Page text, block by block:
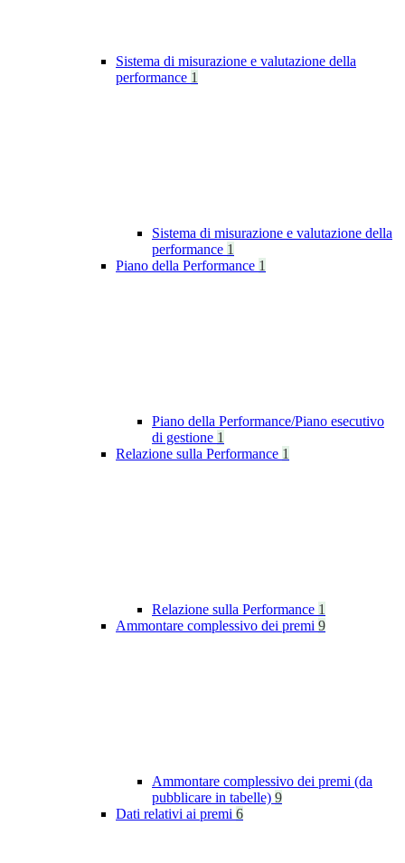
Sistema di misurazione e valutazione della
performance 1
Sistema di misurazione e valutazione della
performance 1
Piano della Performance 1
Piano della Performance/Piano esecutivo
di gestione 1
Relazione sulla Performance 1
Relazione sulla Performance 1
Ammontare complessivo dei premi 9
Ammontare complessivo dei premi (da
pubblicare in tabelle) 9
Dati relativi ai premi 6